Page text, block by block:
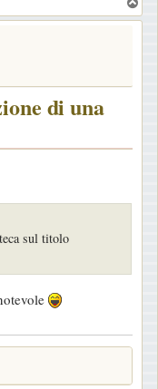
o
di una
sul titolo